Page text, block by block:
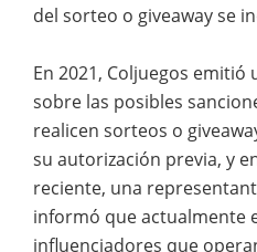
del sorteo o giveaway se
En 2021, Coljuegos
sobre las posibles
realicen sorteos o
su autorización previa, y
reciente, una
informó que actualmente
influenciadores que